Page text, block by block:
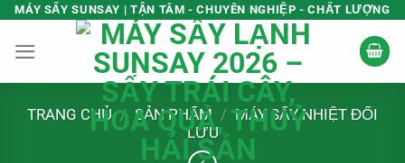
Bỏ
nội
dung
MÁY SẤY SUNSAY | TẬN TÂM - CHUYÊN NGHIỆP - CHẤT LƯỢNG
TRANG CHỦ / SẢN PHẨM / MÁY SẤY NHIỆT ĐỐI
LƯU